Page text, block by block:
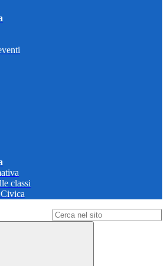
classi